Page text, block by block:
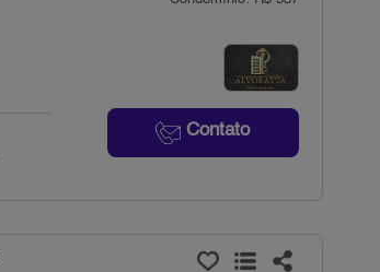
Contato